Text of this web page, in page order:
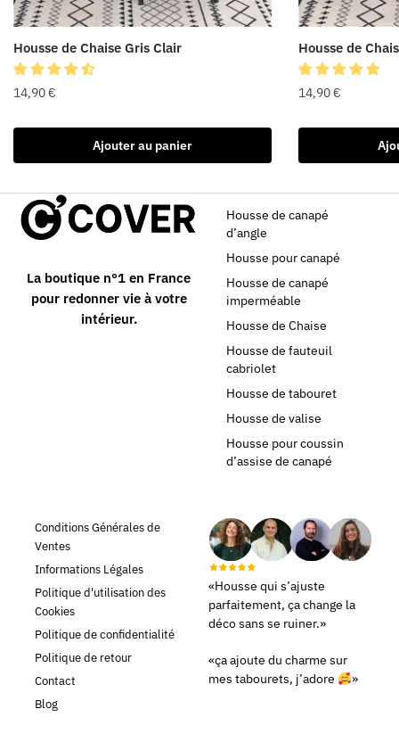
Housse de Chaise Gris Clair
14,90€
Ajouter au panier
Housse de
14,90€
La boutique n°1 en France
pour redonner vie à votre
intérieur.
Housse de canapé
d’angle
Housse pour canapé
Housse de canapé
imperméable
Housse de Chaise
Housse de fauteuil
cabriolet
Housse de tabouret
Housse de valise
Housse pour coussin
d’assise de canapé
Conditions Générales de
Ventes
Informations Légales
Politique d'utilisation des
Cookies
Politique de confidentialité
Politique de retour
Contact
Blog
«Housse qui s’ajuste
parfaitement, ça change la
déco sans se ruiner.»
«ça ajoute du charme sur
mes tabourets, j’adore
»